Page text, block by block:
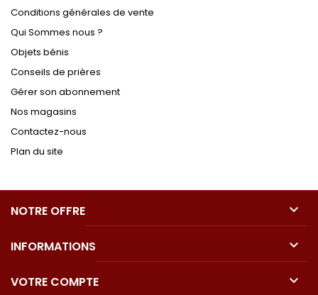
Conditions générales de vente
Qui Sommes nous ?
Objets bénis
Conseils de prières
Gérer son abonnement
Nos magasins
Contactez-nous
Plan du site
NOTRE OFFRE 
INFORMATIONS 
VOTRE COMPTE 